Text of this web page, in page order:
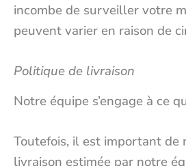
incombe de surveiller votre
peuvent varier en raison de
Politique de livraison
Notre équipe s’engage à ce
Toutefois, il est important de
livraison estimée par notre